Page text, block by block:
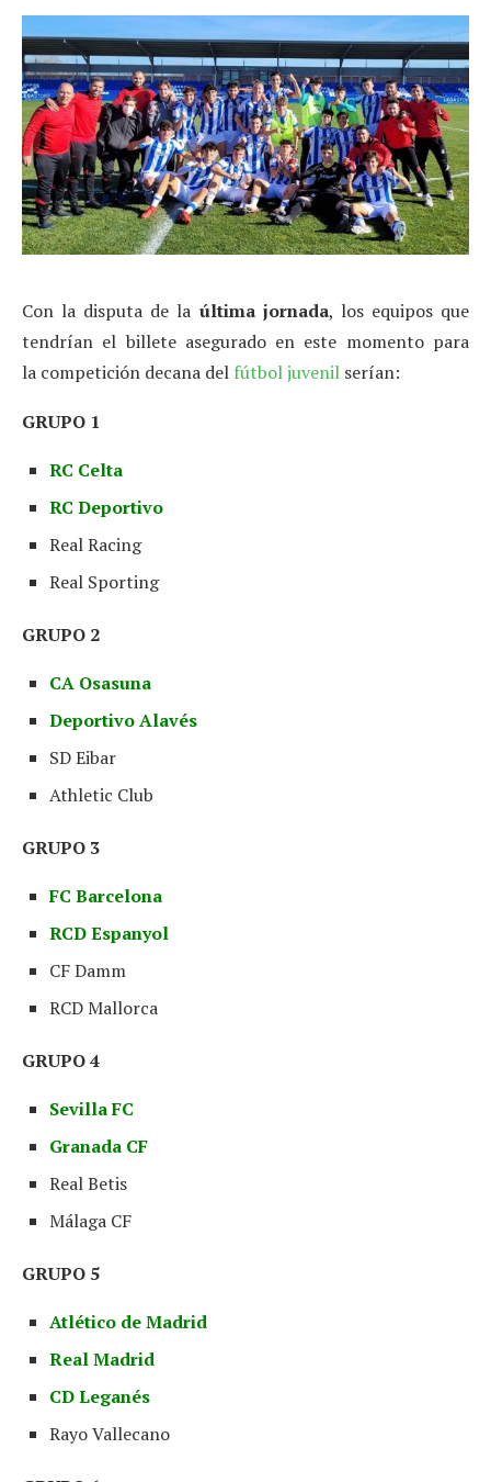
Con la disputa de la última jornada, los equipos que
tendrían el billete asegurado en este momento para
la competición decana del fútbol juvenil serían:
GRUPO 1
RC Celta
RC Deportivo
Real Racing
Real Sporting
GRUPO 2
CA Osasuna
Deportivo Alavés
SD Eibar
Athletic Club
GRUPO 3
FC Barcelona
RCD Espanyol
CF Damm
RCD Mallorca
GRUPO 4
Sevilla FC
Granada CF
Real Betis
Málaga CF
GRUPO 5
Atlético de Madrid
Real Madrid
CD Leganés
Rayo Vallecano